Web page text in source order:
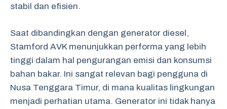
stabil dan efisien.
Saat dibandingkan dengan generator diesel,
Stamford AVK menunjukkan performa yang lebih
tinggi dalam hal pengurangan emisi dan konsumsi
bahan bakar. Ini sangat relevan bagi pengguna di
Nusa Tenggara Timur, di mana kualitas lingkungan
menjadi perhatian utama. Generator ini tidak hanya